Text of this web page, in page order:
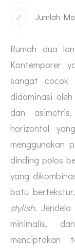
Jumlah
Rumah dua
Kontemporer
sangat cocok
didominasi
dan
horizontal
menggunakan
dinding polos
yang
batu
stylish.
minimalis,
menciptakan